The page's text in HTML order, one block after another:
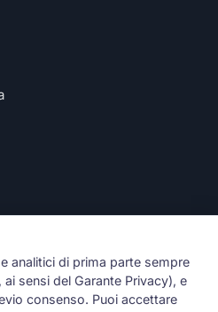
IT11621120960 ·Privacy e
analitici di prima parte sempre
sensi del Garante Privacy), e
consenso. Puoi accettare